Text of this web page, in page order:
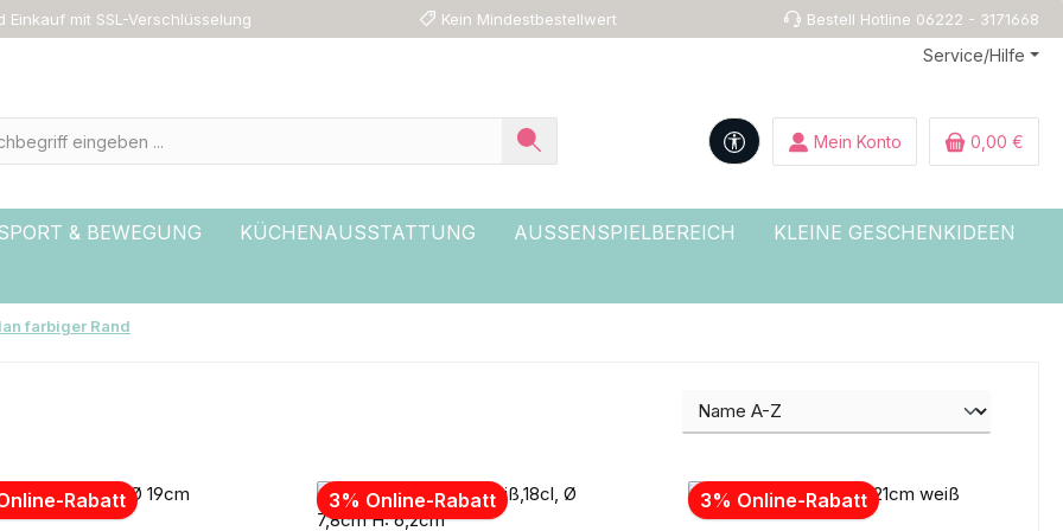
Einkauf mit SSL-Verschlüsselung Kein Mindestbestellwert Bestell Hotline 06222 - 3171668
Service/Hilfe
Werkzeugleiste anzeigen
Mein Konto 0,00 €
& BEWEGUNG KÜCHENAUSSTATTUNG AUSSENSPIELBEREICH
KLEINE GESCHENKIDEEN
farbiger Rand
Rabatt 3% Online-Rabatt 3% Online-Rabatt